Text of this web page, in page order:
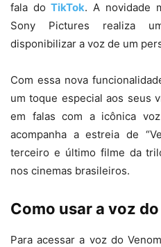
fala doTikTok. A novidade
Sony Pictures realiza
disponibilizar a voz de um
Com essa nova
um toque especial aos seus
em falas com a icônica
acompanha a estreia de
terceiro e último filme da
nos cinemas brasileiros.
Como usar a voz
Para acessar a voz do